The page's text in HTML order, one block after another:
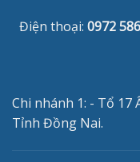
Điện thoại: 0972
Chi nhánh 1: - Tổ
Tỉnh Đồng Nai.